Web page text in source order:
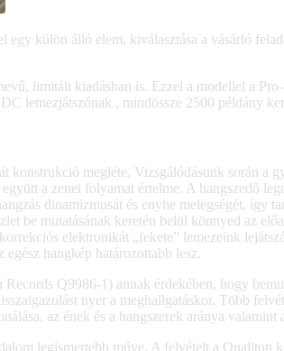
külön álló elem, kiválasztása a vásárló
limitált kiadásban is. Ezzel a modellel a
lemezjátszónak , mindössze 2500 példány
megléte. Vizsgálódásunk során a
a zenei folyamat értelme. A hangszedő
dinamizmusát és enyhe melegségét, így
be mutatásának keretén belül könnyed az
elektronikát „fekete” lemezeink
hangkép határozottabb lesz.
Q9986-1) annak érdekében, hogy
nyer a meghallgatáskor. Több
az ének és a hangszerek aránya
legismertebb műve. A felvételt a